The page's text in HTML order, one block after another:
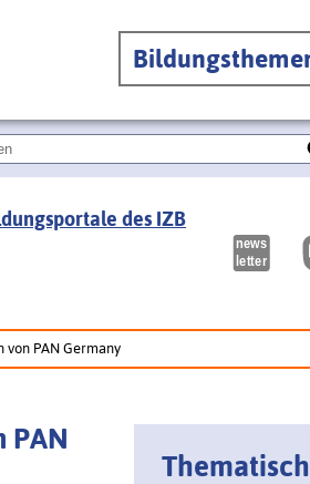
des IZB
PAN Germany